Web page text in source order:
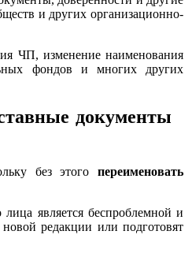
и других организационно-
ЧП, изменение наименования
фондов и многих других
документы
без этого переименовать
является беспроблемной и
редакции или подготовят